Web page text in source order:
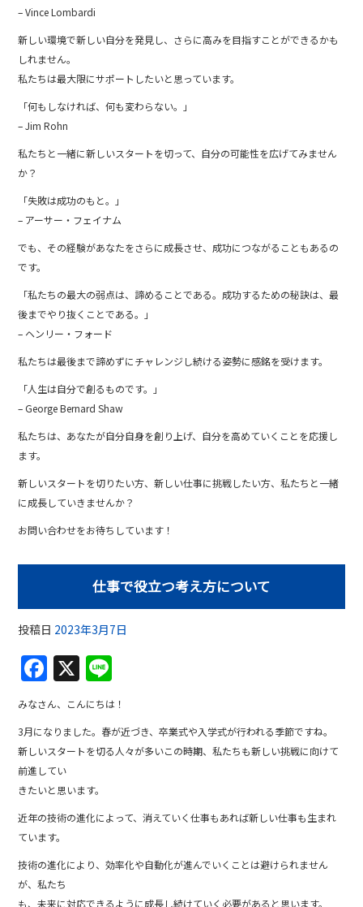
– Vince Lombardi
新しい環境で新しい自分を発見し、さらに高みを目指すことができるかも
しれません。
私たちは最大限にサポートしたいと思っています。
「何もしなければ、何も変わらない。」
– Jim Rohn
私たちと一緒に新しいスタートを切って、自分の可能性を広げてみません
か？
「失敗は成功のもと。」
– アーサー・フェイナム
でも、その経験があなたをさらに成長させ、成功につながることもあるの
です。
「私たちの最大の弱点は、諦めることである。成功するための秘訣は、最
後までやり抜くことである。」
– ヘンリー・フォード
私たちは最後まで諦めずにチャレンジし続ける姿勢に感銘を受けます。
「人生は自分で創るものです。」
– George Bernard Shaw
私たちは、あなたが自分自身を創り上げ、自分を高めていくことを応援し
ます。
新しいスタートを切りたい方、新しい仕事に挑戦したい方、私たちと一緒
に成長していきませんか？
お問い合わせをお待ちしています！
仕事で役立つ考え方について
投稿日 2023年3月7日
F
a
c
e
b
o
o
k
X
n
e
みなさん、こんにちは！
3月になりました。春が近づき、卒業式や入学式が行われる季節ですね。
新しいスタートを切る人々が多いこの時期、私たちも新しい挑戦に向けて
前進してい
きたいと思います。
近年の技術の進化によって、消えていく仕事もあれば新しい仕事も生まれ
ています。
技術の進化により、効率化や自動化が進んでいくことは避けられません
が、私たち
も、未来に対応できるように成長し続けていく必要があると思います。